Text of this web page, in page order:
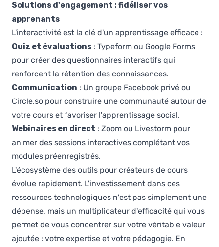
Solutions d'engagement : fidéliser vos
apprenants
L'interactivité est la clé d'un apprentissage efficace :
Quiz et évaluations : Typeform ou Google Forms
pour créer des questionnaires interactifs qui
renforcent la rétention des connaissances.
Communication : Un groupe Facebook privé ou
Circle.so pour construire une communauté autour de
votre cours et favoriser l'apprentissage social.
Webinaires en direct : Zoom ou Livestorm pour
animer des sessions interactives complétant vos
modules préenregistrés.
L'écosystème des outils pour créateurs de cours
évolue rapidement. L'investissement dans ces
ressources technologiques n'est pas simplement une
dépense, mais un multiplicateur d'efficacité qui vous
permet de vous concentrer sur votre véritable valeur
ajoutée : votre expertise et votre pédagogie. En